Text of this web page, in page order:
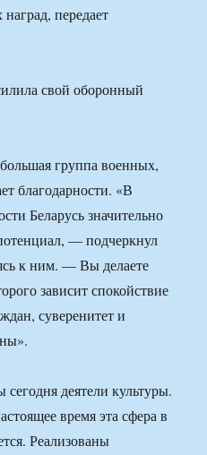
передает
группа военных,
благодарности. «В
Беларусь значительно
— подчеркнул
к ним. — Вы делаете
зависит спокойствие
суверенитет и
деятели культуры.
время эта сфера в
Реализованы